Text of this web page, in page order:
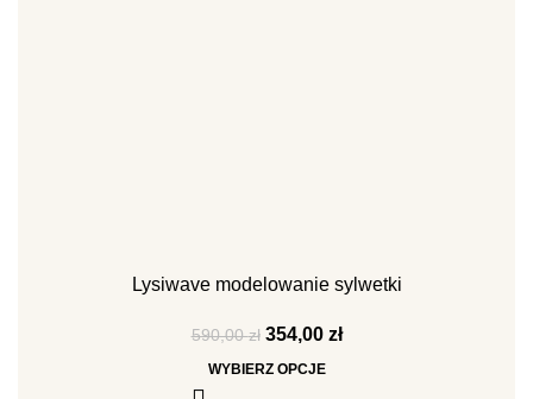
Lysiwave modelowanie sylwetki
590,00zł 354,00 zł
WYBIERZ OPCJE